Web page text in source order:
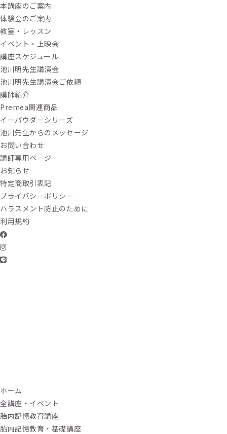
本講座のご案内
体験会のご案内
教室・レッスン
イベント・上映会
講座スケジュール
池川明先生講演会
池川明先生講演会ご依頼
講師紹介
Premea関連商品
イーパウダーシリーズ
池川先生からのメッセージ
お問い合わせ
講師専用ページ
お知らせ
特定商取引表記
プライバシーポリシー
ハラスメント防止のために
利用規約
ホーム
全講座・イベント
胎内記憶教育講座
胎内記憶教育・基礎講座